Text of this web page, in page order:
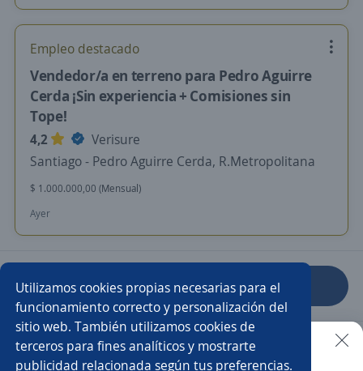
Utilizamos cookies propias necesarias para el
funcionamiento correcto y personalización del
sitio web. También utilizamos cookies de
terceros para fines analíticos y mostrarte
publicidad relacionada según tus preferencias.
Empleo destacado
Vendedor/a en terreno para Pedro Aguirre
Cerda ¡Sin experiencia + Comisiones sin
Tope!
4,2
Verisure
Santiago - Pedro Aguirre Cerda, R.Metropolitana
$ 1.000.000,00 (Mensual)
Ayer
Anterior Siguiente
Nuevas ofertas de empleo
Avísame
Buscar es más fácil en la app